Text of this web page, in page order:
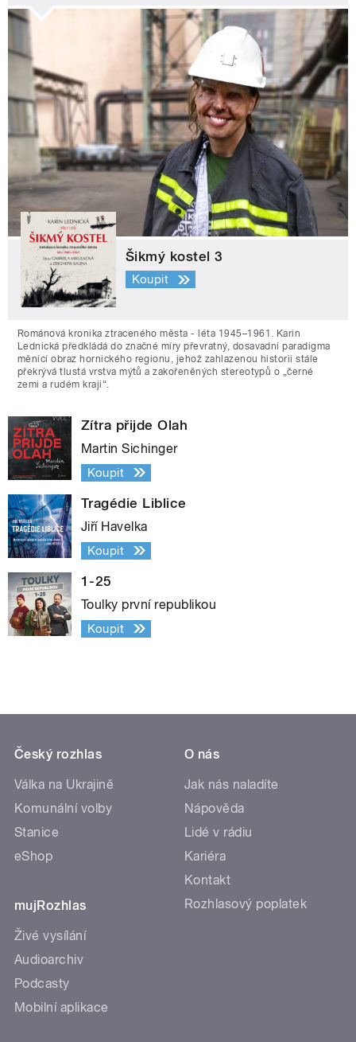
Šikmý kostel 3
Koupit
Románová kronika ztraceného města - léta 1945–1961. Karin
Lednická předkládá do značné míry převratný, dosavadní paradigma
měnící obraz hornického regionu, jehož zahlazenou historii stále
překrývá tlustá vrstva mýtů a zakořeněných stereotypů o „černé
zemi a rudém kraji“.
Zítra přijde Olah
Martin Sichinger
Koupit
Tragédie Liblice
Jiří Havelka
Koupit
1-25
Toulky první republikou
Koupit
Český rozhlas
Válka na Ukrajině
Komunální volby
Stanice
eShop
mujRozhlas
Živé vysílání
Audioarchiv
Podcasty
Mobilní aplikace
O nás
Jak nás naladíte
Nápověda
Lidé v rádiu
Kariéra
Kontakt
Rozhlasový poplatek